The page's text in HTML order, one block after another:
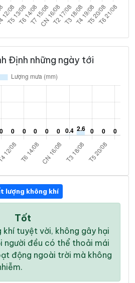
Định những ngày tới
lượng không khí
Tốt
khí tuyệt vời, không gây hại
người đều có thể thoải mái
động ngoài trời mà không